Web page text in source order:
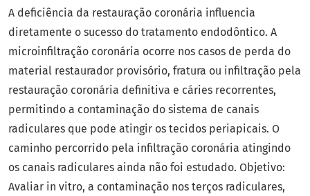
A deficiência da restauração coronária influencia
diretamente o sucesso do tratamento endodôntico. A
microinfiltração coronária ocorre nos casos de perda do
material restaurador provisório, fratura ou infiltração pela
restauração coronária definitiva e cáries recorrentes,
permitindo a contaminação do sistema de canais
radiculares que pode atingir os tecidos periapicais. O
caminho percorrido pela infiltração coronária atingindo
os canais radiculares ainda não foi estudado. Objetivo:
Avaliar in vitro, a contaminação nos terços radiculares,